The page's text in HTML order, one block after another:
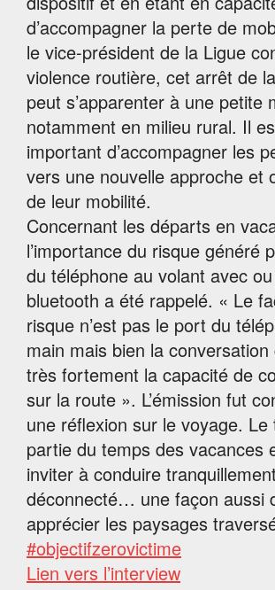
d’accompagner la perte de
le vice-président de la Ligue
violence routière, cet arrêt de
peut s’apparenter à une petite
notamment en milieu rural. Il
important d’accompagner les
vers une nouvelle approche et
de leur mobilité.
Concernant les départs en
l’importance du risque généré
du téléphone au volant avec
bluetooth a été rappelé. « Le
risque n’est pas le port du
main mais bien la
très fortement la capacité de
sur la route ». L’émission fut
une réflexion sur le voyage. Le
partie du temps des vacances
inviter à conduire
déconnecté… une façon aussi
apprécier les paysages
#objectifzerovictime
Lien vers l’interview